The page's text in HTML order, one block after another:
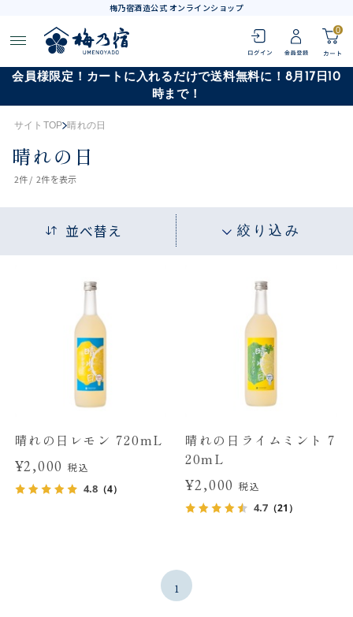
梅乃宿酒造公式 オンラインショップ
0
会員様限定！カートに入れるだけで送料無料に！8月17日10
時まで！
サイトTOP 晴れの日
晴れの日
2件 / 2件を表示
並べ替え 絞り込み
晴れの日レモン 720mL
¥2,000税込
4.8（4）
晴れの日ライムミント 7
20mL
¥2,000 税込
4.7 （21）
1